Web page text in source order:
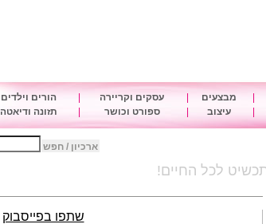
מבצעים עסקים וקריירה הורים וילדים
עיצוב ספורט וכושר תזונה ודיאטה
ארכיון / חפש
שתפו בפייסבוק